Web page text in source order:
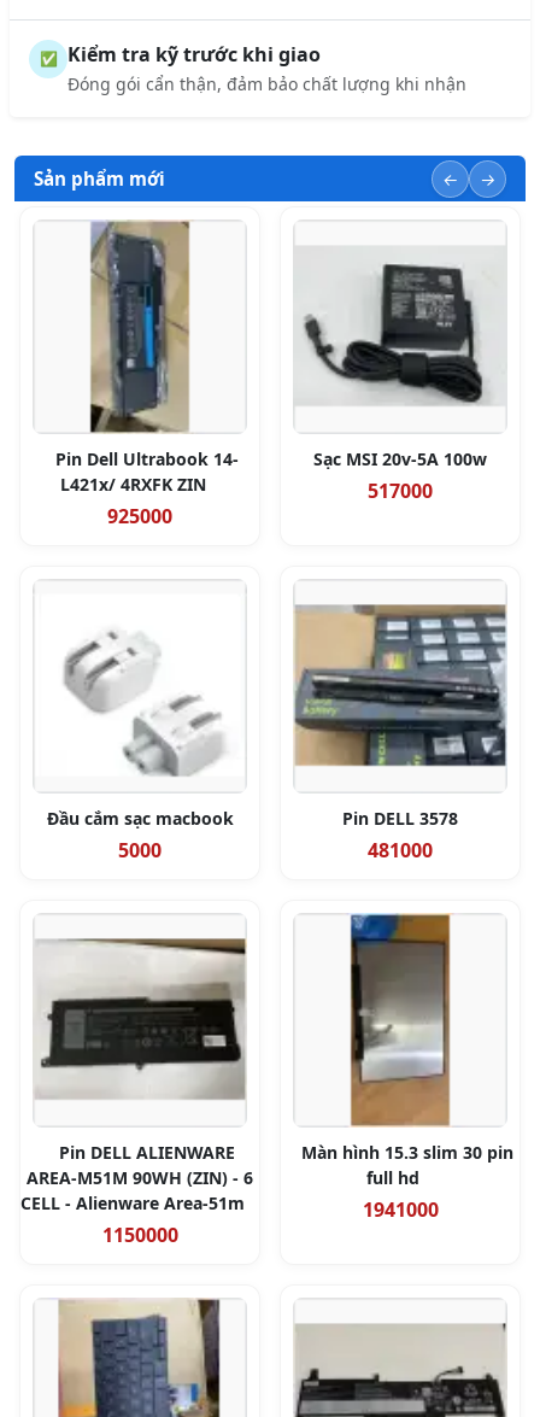
✅ Kiểm tra kỹ trước khi giao
Đóng gói cẩn thận, đảm bảo chất lượng khi nhận
Sản phẩm mới
Pin Dell Ultrabook 14-
L421x/ 4RXFK ZIN
925000
Sạc MSI 20v-5A 100w
517000
Đầu cắm sạc macbook
5000
Pin DELL 3578
481000
Pin DELL ALIENWARE
AREA-M51M 90WH (ZIN) - 6
CELL - Alienware Area-51m
1150000
Màn hình 15.3 slim 30 pin
full hd
1941000